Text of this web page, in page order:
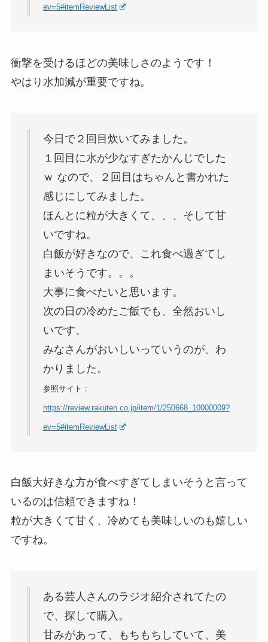
ev=5#itemReviewList
衝撃を受けるほどの美味しさのようです！
やはり水加減が重要ですね。
今日で２回目炊いてみました。
１回目に水が少なすぎたかんじでした
ｗ なので、２回目はちゃんと書かれた
感じにしてみました。
ほんとに粒が大きくて、、、そして甘
いですね。
白飯が好きなので、これ食べ過ぎてし
まいそうです。。。
大事に食べたいと思います。
次の日の冷めたご飯でも、全然おいし
いです。
みなさんがおいしいっていうのが、わ
かりました。
参照サイト：
https://review.rakuten.co.jp/item/1/250668_10000009?
ev=5#itemReviewList
白飯大好きな方が食べすぎてしまいそうと言って
いるのは信頼できますね！
粒が大きくて甘く、冷めても美味しいのも嬉しい
ですね。
ある芸人さんのラジオ紹介されてたの
で、探して購入。
甘みがあって、もちもちしていて、美